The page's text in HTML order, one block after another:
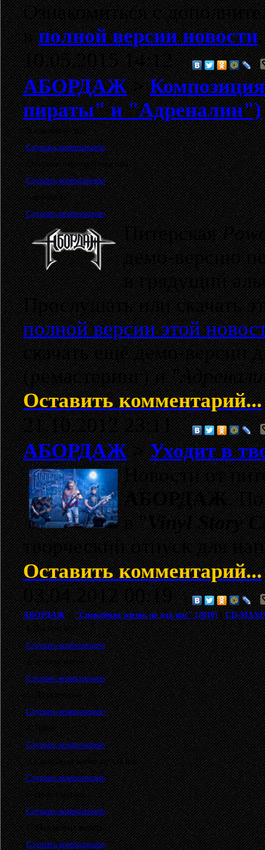
Ознакомиться с
вполной версии новости.
10.05.2015 14:12
АБОРДАЖ>
пираты" и "Адреналин")
В каждом из нас
Слушать композицию
Северные пираты (ремастер)
Слушать композицию
Адреналин
Слушать композицию
Питерская
демо-версию
в грядущий
Прослушать или скачать
полной версии этой
скачать ещё демо-версии
(ремастеринг) и
Оставить комментарий...
21.10.2012 23:11
АБОРДАЖ>Уходит в
Новости от
АБОРДАЖ. По
в "Vinyl Story
творческий отпуск для
Оставить комментарий...
03.04.2012 00:19
АБОРДАЖ>"Спокойная жизнь не для нас" (2010)(CD-
1. Ты мой бог
Слушать композицию
2. Хозяин морей
Слушать композицию
3. Дитя шторма
Слушать композицию
4. Набат
Слушать композицию
5. Спокойная жизнь не для нас
Слушать композицию
6. Ночь вампира
Слушать композицию
7. Мне можно верить
Слушать композицию